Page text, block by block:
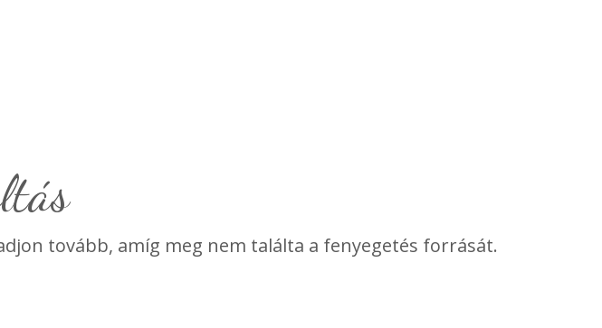
tovább, amíg meg nem találta a fenyegetés forrását.